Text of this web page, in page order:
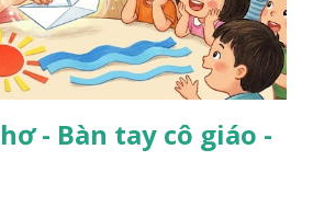
- Bàn tay cô giáo -